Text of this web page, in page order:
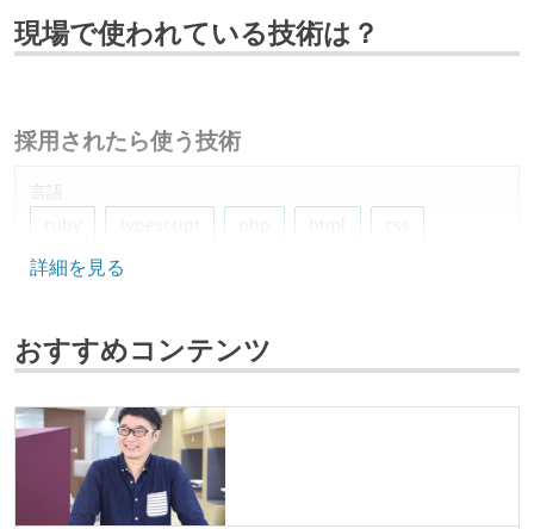
現場で使われている技術は？
採用されたら使う技術
言語
ruby
typescript php html css
フレームワーク
laravel
データベース
mysql
fluentd
プロジェクト管理
詳細を見る
おすすめコンテンツ